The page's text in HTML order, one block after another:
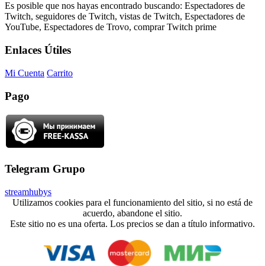
Es posible que nos hayas encontrado buscando: Espectadores de
Twitch, seguidores de Twitch, vistas de Twitch, Espectadores de
YouTube, Espectadores de Trovo, comprar Twitch prime
Enlaces Útiles
Mi Cuenta Carrito
Pago
Telegram Grupo
streamhubys
Utilizamos cookies para el funcionamiento del sitio, si no está de
acuerdo, abandone el sitio.
Este sitio no es una oferta. Los precios se dan a título informativo.